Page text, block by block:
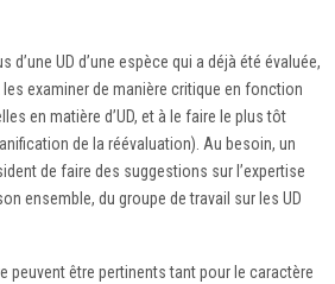
d’une UD d’une espèce qui a déjà été évaluée,
examiner de manière critique en fonction
en matière d’UD, et à le faire le plus tôt
de la réévaluation). Au besoin, un
de faire des suggestions sur l’expertise
ensemble, du groupe de travail sur les UD
peuvent être pertinents tant pour le caractère